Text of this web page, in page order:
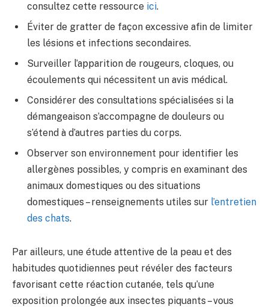
consultez cette ressource ici.
Éviter de gratter de façon excessive afin de limiter
les lésions et infections secondaires.
Surveiller l’apparition de rougeurs, cloques, ou
écoulements qui nécessitent un avis médical.
Considérer des consultations spécialisées si la
démangeaison s’accompagne de douleurs ou
s’étend à d’autres parties du corps.
Observer son environnement pour identifier les
allergènes possibles, y compris en examinant des
animaux domestiques ou des situations
domestiques – renseignements utiles sur l’entretien
des chats.
Par ailleurs, une étude attentive de la peau et des
habitudes quotidiennes peut révéler des facteurs
favorisant cette réaction cutanée, tels qu’une
exposition prolongée aux insectes piquants – vous